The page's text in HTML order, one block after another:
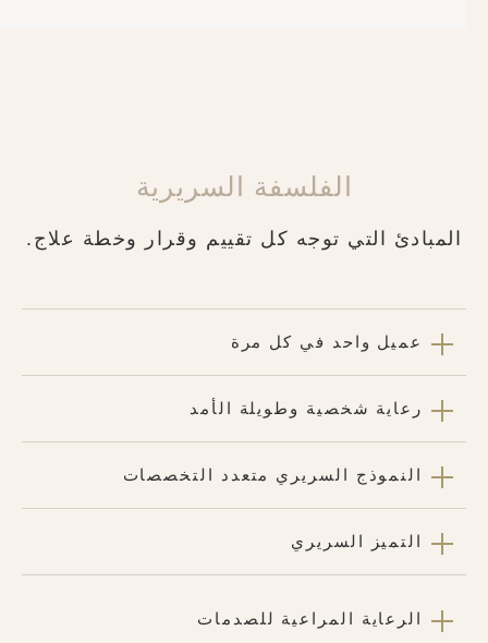
الفلسفة السريرية
المبادئ التي توجه كل تقييم وقرار وخطة علاج.
عميل واحد في كل مرة
رعاية شخصية وطويلة الأمد
النموذج السريري متعدد التخصصات
التميز السريري
الرعاية المراعية للصدمات